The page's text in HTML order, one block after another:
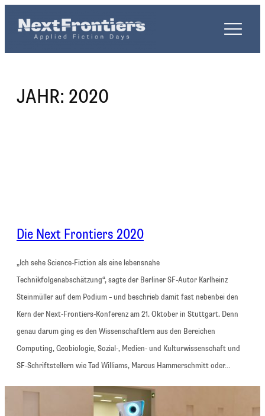
JAHR: 2020
Die Next Frontiers 2020
„Ich sehe Science-Fiction als eine lebensnahe
Technikfolgenabschätzung“, sagte der Berliner SF-Autor Karlheinz
Steinmüller auf dem Podium – und beschrieb damit fast nebenbei den
Kern der Next-Frontiers-Konferenz am 21. Oktober in Stuttgart. Denn
genau darum ging es den Wissenschaftlern aus den Bereichen
Computing, Geobiologie, Sozial-, Medien- und Kulturwissenschaft und
SF-Schriftstellern wie Tad Williams, Marcus Hammerschmitt oder…